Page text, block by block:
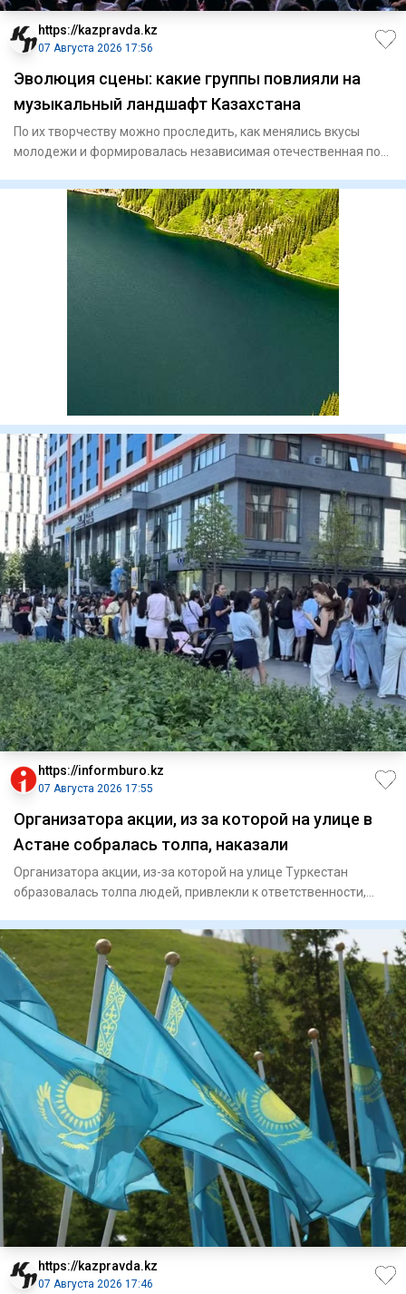
https://kazpravda.kz
07 Августа 2026 17:56
Эволюция сцены: какие группы повлияли на
музыкальный ландшафт Казахстана
По их творчеству можно проследить, как менялись вкусы
молодежи и формировалась независимая отечественная поп-
https://informburo.kz
07 Августа 2026 17:55
Организатора акции, из за которой на улице в
Астане собралась толпа, наказали
Организатора акции, из-за которой на улице Туркестан
образовалась толпа людей, привлекли к ответственности,
https://kazpravda.kz
07 Августа 2026 17:46